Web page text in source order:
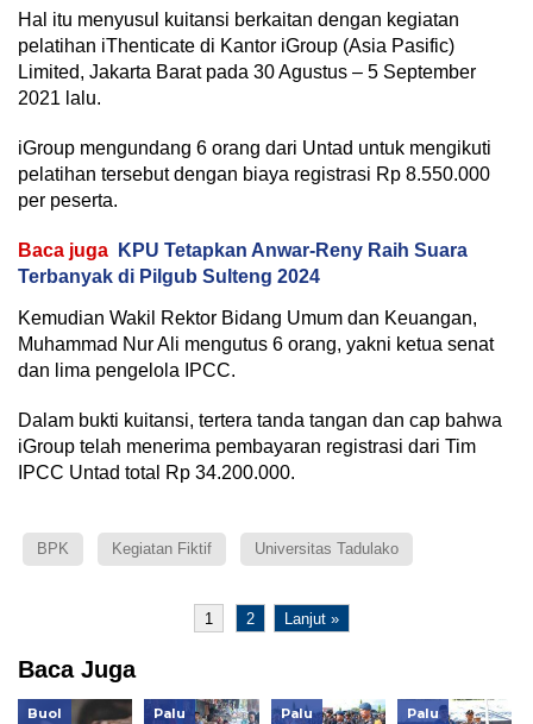
Hal itu menyusul kuitansi berkaitan dengan kegiatan
pelatihan iThenticate di Kantor iGroup (Asia Pasific)
Limited, Jakarta Barat pada 30 Agustus – 5 September
2021 lalu.
iGroup mengundang 6 orang dari Untad untuk mengikuti
pelatihan tersebut dengan biaya registrasi Rp 8.550.000
per peserta.
Baca juga
KPU Tetapkan Anwar-Reny Raih Suara
Terbanyak di Pilgub Sulteng 2024
Kemudian Wakil Rektor Bidang Umum dan Keuangan,
Muhammad Nur Ali mengutus 6 orang, yakni ketua senat
dan lima pengelola IPCC.
Dalam bukti kuitansi, tertera tanda tangan dan cap bahwa
iGroup telah menerima pembayaran registrasi dari Tim
IPCC Untad total Rp 34.200.000.
BPK Kegiatan Fiktif Universitas Tadulako
1 2 Lanjut »
Baca Juga
Buol Palu Palu Palu